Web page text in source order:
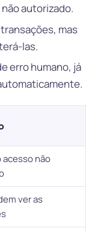
autorizado.
mas
las.
erro humano, já
não
ver as